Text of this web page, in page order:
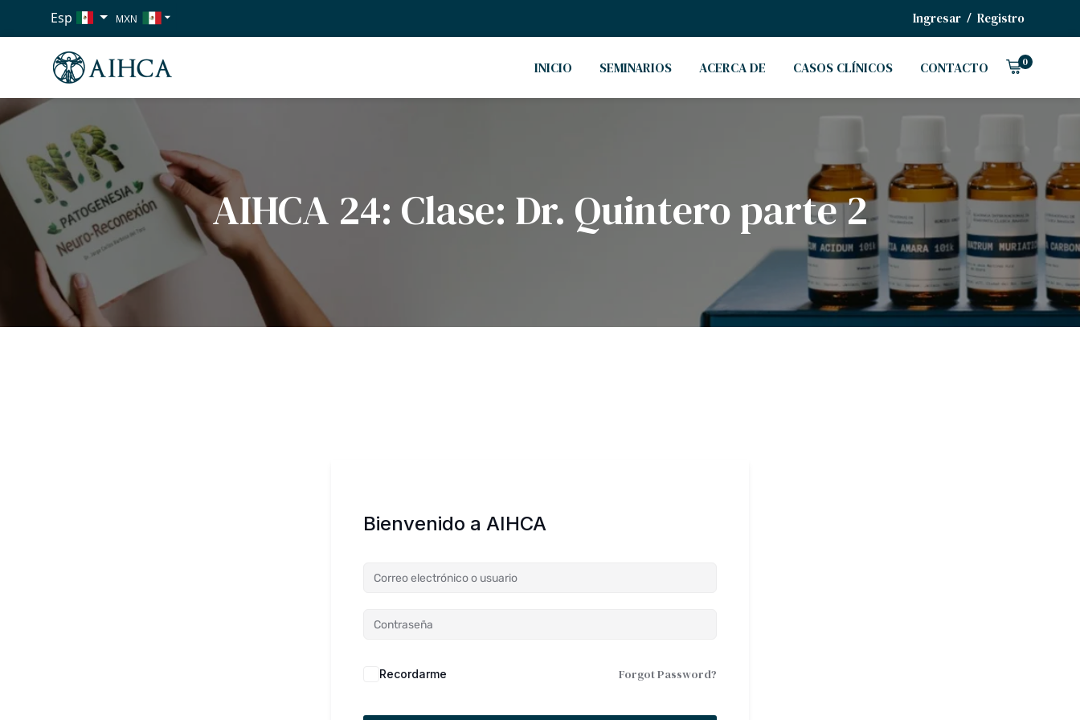
Esp MXN
EUR
Ingresar / Registro
INICIO SEMINARIOS ACERCA DE CASOS CLÍNICOS CONTACTO 0
AIHCA 24: Clase: Dr. Quintero parte 2
Bienvenido a AIHCA
Recordarme Forgot Password?